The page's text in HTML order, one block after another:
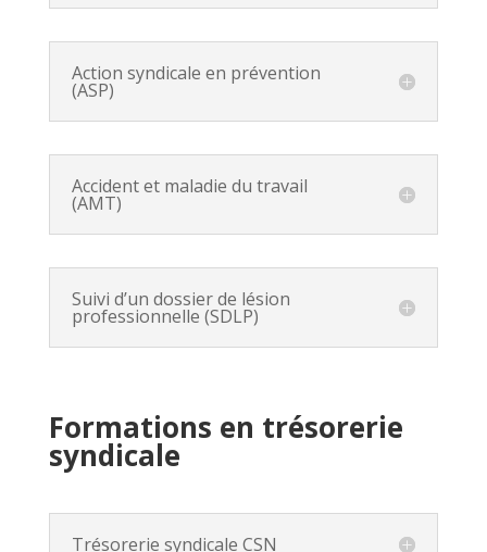
Action syndicale en prévention
(ASP)
Accident et maladie du travail
(AMT)
Suivi d’un dossier de lésion
professionnelle (SDLP)
Formations en trésorerie
syndicale
Trésorerie syndicale CSN